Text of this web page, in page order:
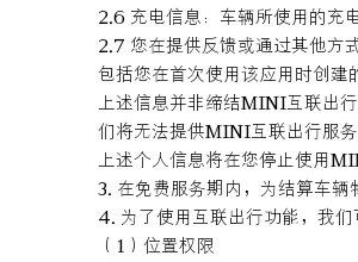
2.6 充电信息：车辆所使用的充
2.7 您在提供反馈或通过其他方
包括您在首次使用该应用时创建
上述信息并非缔结MINI互联出
们将无法提供MINI互联出行服务
上述个人信息将在您停止使用
3. 在免费服务期内，为结算车
4. 为了使用互联出行功能，我
（1）位置权限